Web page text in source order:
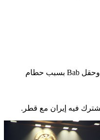
أفادت QatarEnergy بوقوع "أضرار واسعة" في مركزها للطاقة في Ras Laffan نتيجة هجمات صاروخية إيرانية، فيما أغلقت الإمارات بعض عملياتها في منشآت الطاقة في Habshan وحقل Bab بسبب حطام